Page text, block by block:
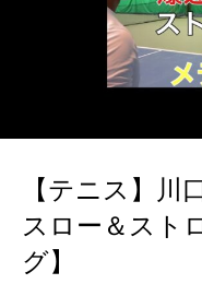
【テニス】川
スロー＆スト
グ】